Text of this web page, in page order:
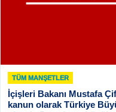
TÜM MANŞETLER
İçişleri Bakanı Mustafa
kanun olarak Türkiye